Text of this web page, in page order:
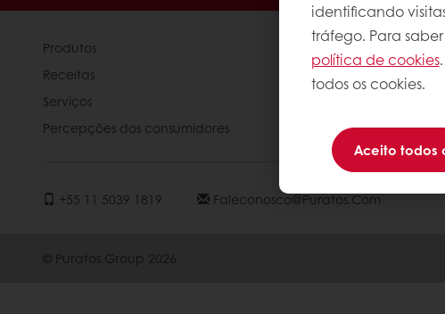
identificando
tráfego. Para
política de cookies
todos os cookies.
Aceito todos
Produtos
Receitas
Serviços
Percepções dos consumidores
Sobre nós
Notícias
+55 11 5039 1819 Faleconosco@puratos.com
© Puratos Group 2026